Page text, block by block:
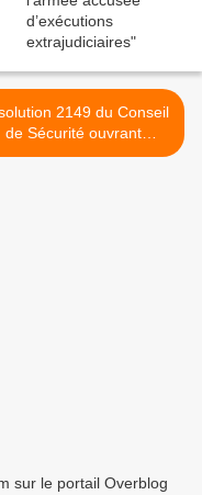
2149 du Conseil
de Sécurité ouvrant
de maintien de
sur le portail Overblog